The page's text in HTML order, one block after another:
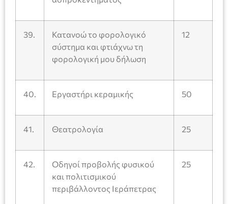
39.
Κατανοώ το φορολογικό
σύστημα και φτιάχνω τη
φορολογική μου δήλωση
12
40. Εργαστήρι κεραμικής 50
41. Θεατρολογία 25
42.
Οδηγοί προβολής φυσικού
και πολιτισμικού
περιβάλλοντος Ιεράπετρας
25